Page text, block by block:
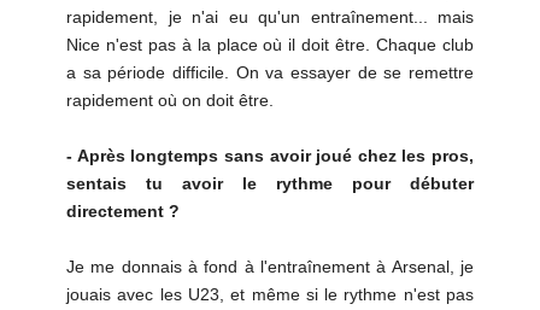
rapidement, je n'ai eu qu'un entraînement... mais
Nice n'est pas à la place où il doit être. Chaque club
a sa période difficile. On va essayer de se remettre
rapidement où on doit être.
- Après longtemps sans avoir joué chez les pros,
sentais tu avoir le rythme pour débuter
directement ?
Je me donnais à fond à l'entraînement à Arsenal, je
jouais avec les U23, et même si le rythme n'est pas